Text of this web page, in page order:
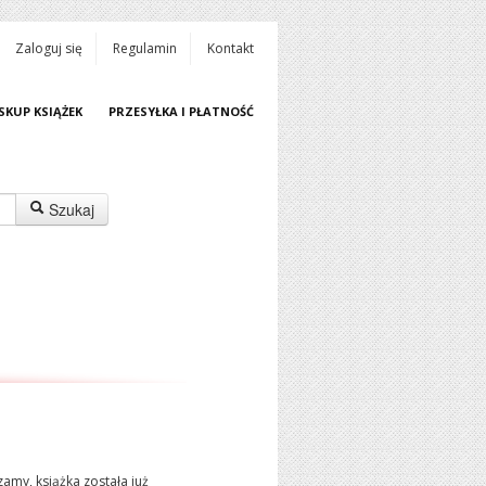
Zaloguj się Regulamin Kontakt
KSIĄŻEK PRZESYŁKA I PŁATNOŚĆ
Szukaj
książka została już